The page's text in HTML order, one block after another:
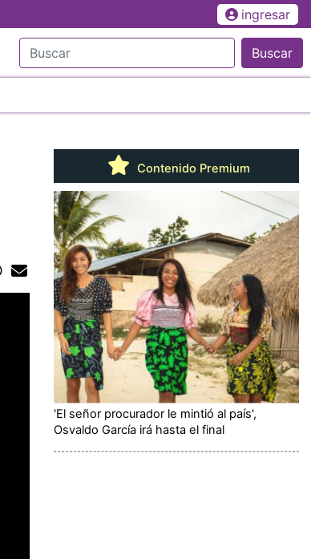
ingresar
Buscar
Contenido Premium
'El señor procurador le mintió al país',
Osvaldo García irá hasta el final